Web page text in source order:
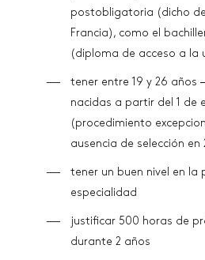
postobligatoria (dicho
Francia), como el
(diploma de acceso a la
tener entre 19 y 26 años
nacidas a partir del 1 de
(procedimiento
ausencia de selección
tener un buen nivel en la
especialidad
justificar 500 horas de
durante 2 años